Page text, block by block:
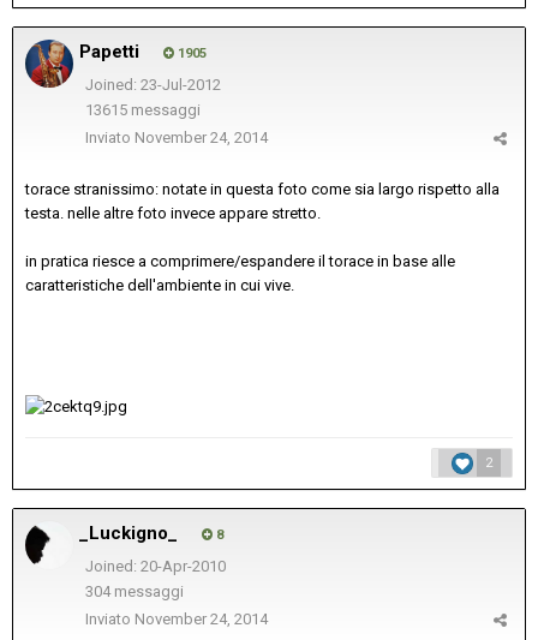
Papetti 1905
Joined: 23-Jul-2012
13615 messaggi
Inviato November 24, 2014
torace stranissimo: notate in questa foto come sia largo rispetto alla
testa. nelle altre foto invece appare stretto.
in pratica riesce a comprimere/espandere il torace in base alle
caratteristiche dell'ambiente in cui vive.
2
_Luckigno_ 8
Joined: 20-Apr-2010
304 messaggi
Inviato November 24, 2014